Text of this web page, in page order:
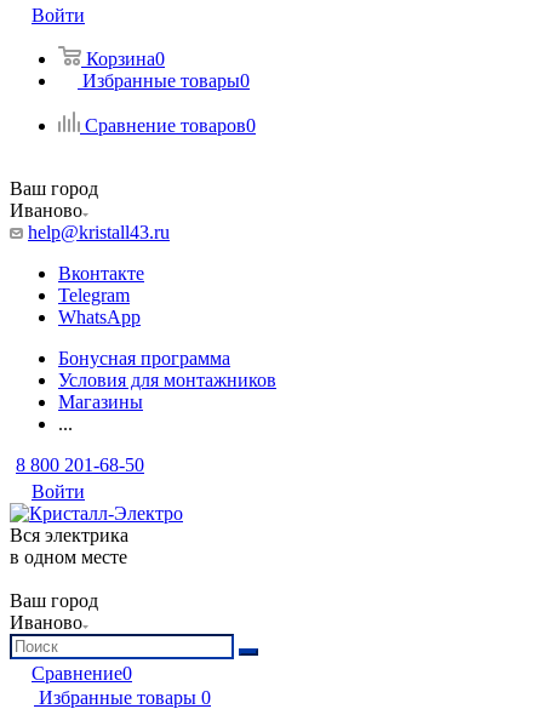
Войти
Корзина0
Избранные товары0
Сравнение товаров0
Ваш город
Иваново
help@kristall43.ru
Вконтакте
Telegram
WhatsApp
Бонусная программа
Условия для монтажников
Магазины
...
8 800 201-68-50
Войти
Вся электрика
в одном месте
Ваш город
Иваново
Сравнение0
Избранные товары 0